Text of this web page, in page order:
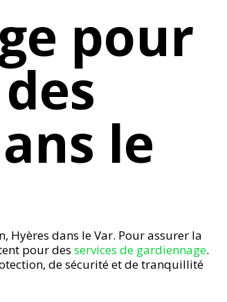
pour
le
Hyères dans le Var. Pour assurer la
pour des services de gardiennage.
de sécurité et de tranquillité